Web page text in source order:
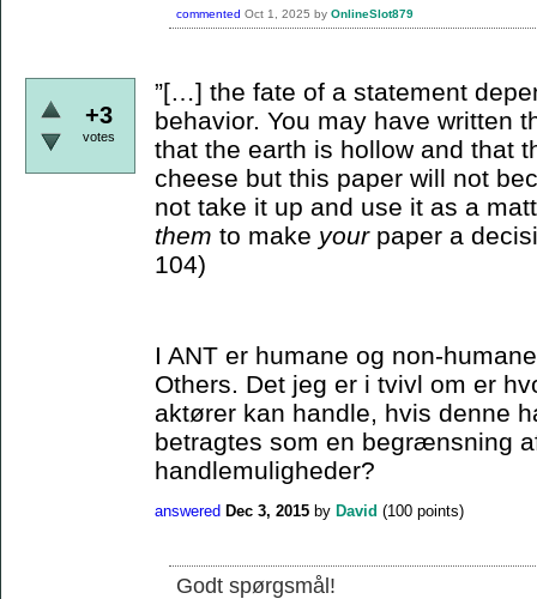
commented Oct 1, 2025 by OnlineSlot879
+3
votes
”[…] the fate of a statement
behavior. You may have written
that the earth is hollow and that
cheese but this paper will not
not take it up and use it as a
them to make your paper a
104)
I ANT er humane og non-
Others. Det jeg er i tvivl om er
aktører kan handle, hvis denne
betragtes som en begrænsning
handlemuligheder?
answered Dec 3, 2015 by David (100 points)
Godt spørgsmål!